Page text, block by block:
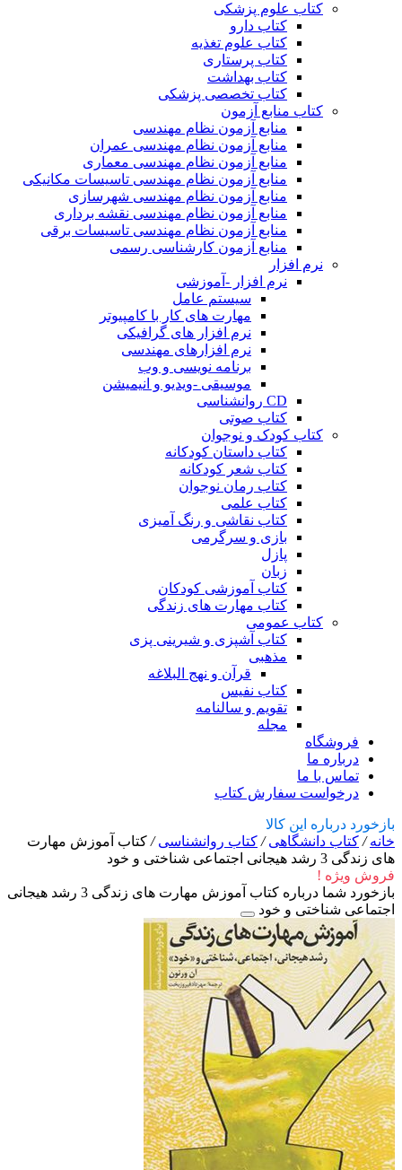
کتاب علوم پزشکی
کتاب دارو
کتاب علوم تغذیه
کتاب پرستاری
کتاب بهداشت
کتاب تخصصی پزشکی
کتاب منابع آزمون
منابع آزمون نظام مهندسی
منابع آزمون نظام مهندسی عمران
منابع آزمون نظام مهندسی معماری
منابع آزمون نظام مهندسی تاسیسات مکانیکی
منابع آزمون نظام مهندسی شهرسازی
منابع آزمون نظام مهندسی نقشه برداری
منابع آزمون نظام مهندسی تاسیسات برقی
منابع آزمون کارشناسی رسمی
نرم افزار
نرم افزار -آموزشی
سیستم عامل
مهارت های کار با کامپیوتر
نرم افزار های گرافیکی
نرم افزارهای مهندسی
برنامه نویسی و وب
موسیقی -ویدیو و انیمیشن
CD روانشناسی
کتاب صوتی
کتاب کودک و نوجوان
کتاب داستان کودکانه
کتاب شعر کودکانه
کتاب رمان نوجوان
کتاب علمی
کتاب نقاشی و رنگ آمیزی
بازی و سرگرمی
پازل
زبان
کتاب آموزشی کودکان
کتاب مهارت های زندگی
کتاب عمومی
کتاب آشپزی و شیرینی پزی
مذهبی
قرآن و نهج البلاغه
کتاب نفیس
تقویم و سالنامه
مجله
فروشگاه
درباره ما
تماس با ما
درخواست سفارش کتاب
بازخورد درباره این کالا
خانه/ کتاب دانشگاهی/ کتاب روانشناسی/ کتاب آموزش مهارت
های زندگی 3 رشد هیجانی اجتماعی شناختی و خود
فروش ویژه !
بازخورد شما درباره کتاب آموزش مهارت های زندگی 3 رشد هیجانی
اجتماعی شناختی و خود